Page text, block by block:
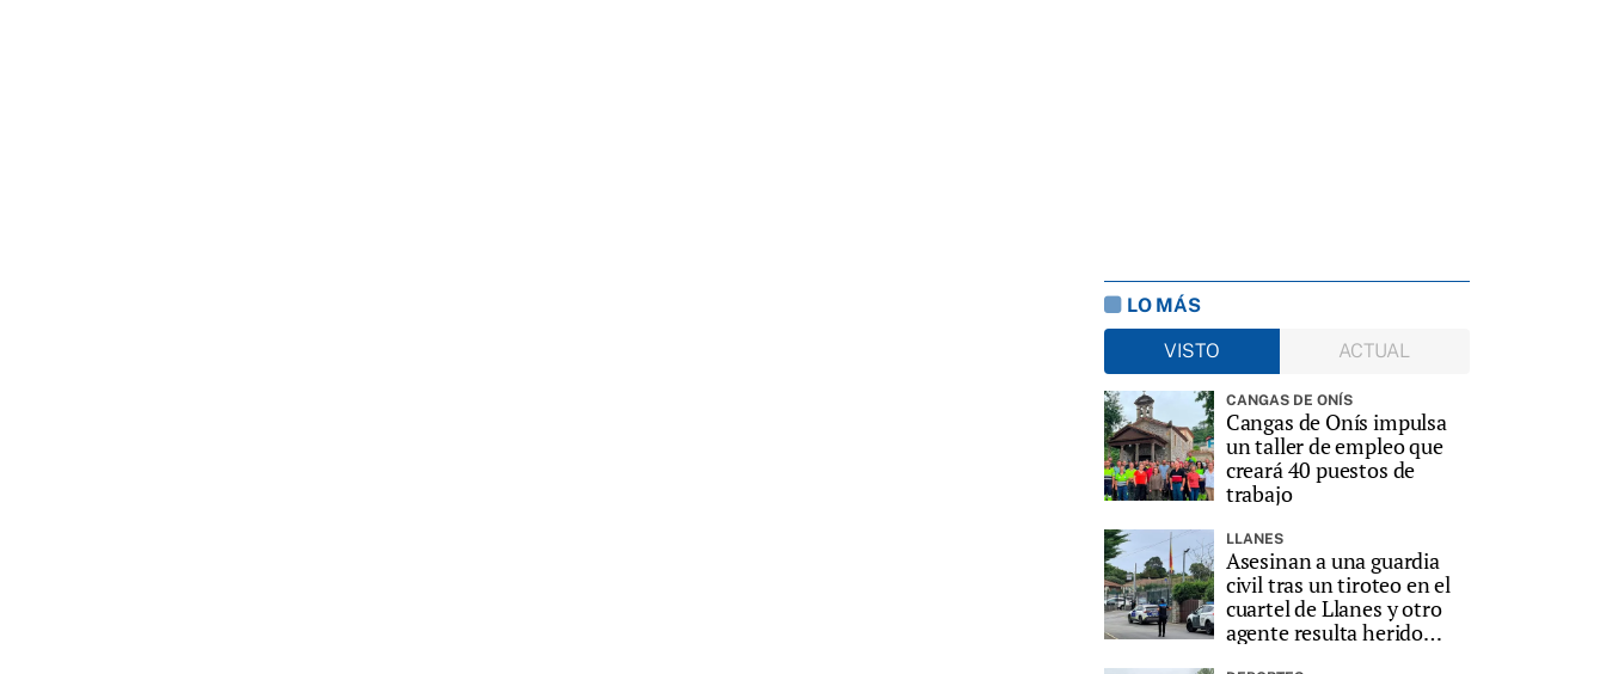
LO MÁS
VISTO
ACTUAL
CANGAS DE ONÍS
Cangas de Onís impulsa
un taller de empleo que
creará 40 puestos de
trabajo
LLANES
Asesinan a una guardia
civil tras un tiroteo en el
cuartel de Llanes y otro
agente resulta herido